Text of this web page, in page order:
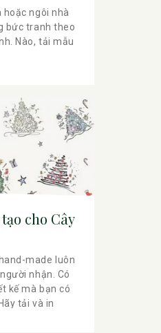
hoặc ngôi nhà
bức tranh theo
Nào, tải mẫu
cho Cây
made luôn
nhận. Có
kế mà bạn có
tải và in